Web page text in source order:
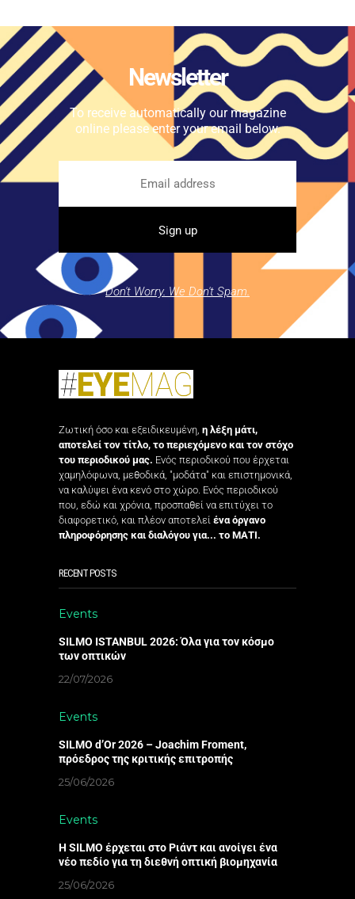
Newsletter
To receive automatically our magazine
online please enter your email below.
Don't Worry. We Don't Spam.
Ζωτική όσο και εξειδικευμένη, η λέξη μάτι,
αποτελεί τον τίτλο, το περιεχόμενο και τον στόχο
του περιοδικού μας. Ενός περιοδικού που έρχεται
χαμηλόφωνα, μεθοδικά, "μοδάτα" και επιστημονικά,
να καλύψει ένα κενό στο χώρο. Ενός περιοδικού
που, εδώ και χρόνια, προσπαθεί να επιτύχει το
διαφορετικό, και πλέον αποτελεί ένα όργανο
πληροφόρησης και διαλόγου για... το ΜΑΤΙ.
RECENT POSTS
Events
SILMO ISTANBUL 2026: Όλα για τον κόσμο
των οπτικών
22/07/2026
Events
SILMO d’Or 2026 – Joachim Froment,
πρόεδρος της κριτικής επιτροπής
25/06/2026
Events
Η SILMO έρχεται στο Ριάντ και ανοίγει ένα
νέο πεδίο για τη διεθνή οπτική βιομηχανία
25/06/2026